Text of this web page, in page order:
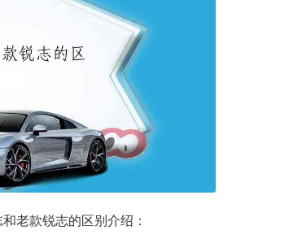
老款锐志的区别介绍：